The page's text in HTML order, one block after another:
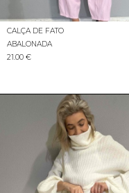
CALÇA DE FATO
ABALONADA
21.00 €